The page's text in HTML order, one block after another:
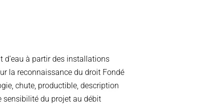
d’eau à partir des installations
la reconnaissance du droit Fondé
chute, productible, description
sensibilité du projet au débit